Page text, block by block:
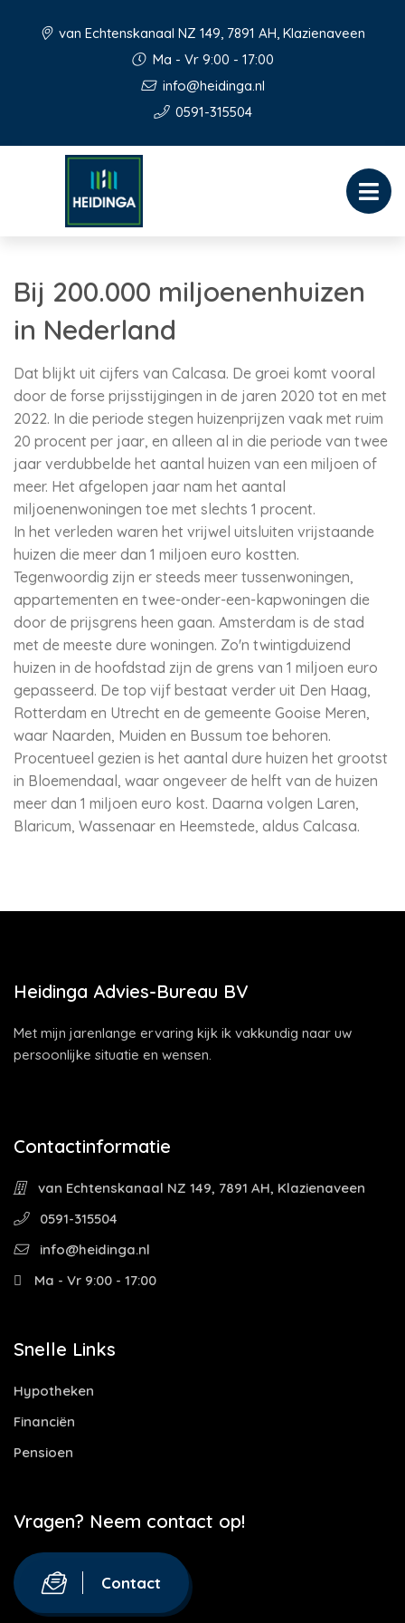
van Echtenskanaal NZ 149, 7891 AH, Klazienaveen
Ma - Vr 9:00 - 17:00
info@heidinga.nl
0591-315504
Bij 200.000 miljoenenhuizen
in Nederland
Dat blijkt uit cijfers van Calcasa. De groei komt vooral
door de forse prijsstijgingen in de jaren 2020 tot en met
2022. In die periode stegen huizenprijzen vaak met ruim
20 procent per jaar, en alleen al in die periode van twee
jaar verdubbelde het aantal huizen van een miljoen of
meer. Het afgelopen jaar nam het aantal
miljoenenwoningen toe met slechts 1 procent.
In het verleden waren het vrijwel uitsluiten vrijstaande
huizen die meer dan 1 miljoen euro kostten.
Tegenwoordig zijn er steeds meer tussenwoningen,
appartementen en twee-onder-een-kapwoningen die
door de prijsgrens heen gaan. Amsterdam is de stad
met de meeste dure woningen. Zo'n twintigduizend
huizen in de hoofdstad zijn de grens van 1 miljoen euro
gepasseerd. De top vijf bestaat verder uit Den Haag,
Rotterdam en Utrecht en de gemeente Gooise Meren,
waar Naarden, Muiden en Bussum toe behoren.
Procentueel gezien is het aantal dure huizen het grootst
in Bloemendaal, waar ongeveer de helft van de huizen
meer dan 1 miljoen euro kost. Daarna volgen Laren,
Blaricum, Wassenaar en Heemstede, aldus Calcasa.
Heidinga Advies-Bureau BV
Met mijn jarenlange ervaring kijk ik vakkundig naar uw
persoonlijke situatie en wensen.
Contactinformatie
van Echtenskanaal NZ 149, 7891 AH, Klazienaveen
0591-315504
info@heidinga.nl
Ma - Vr 9:00 - 17:00
Snelle Links
Hypotheken
Financiën
Pensioen
Vragen? Neem contact op!
Contact